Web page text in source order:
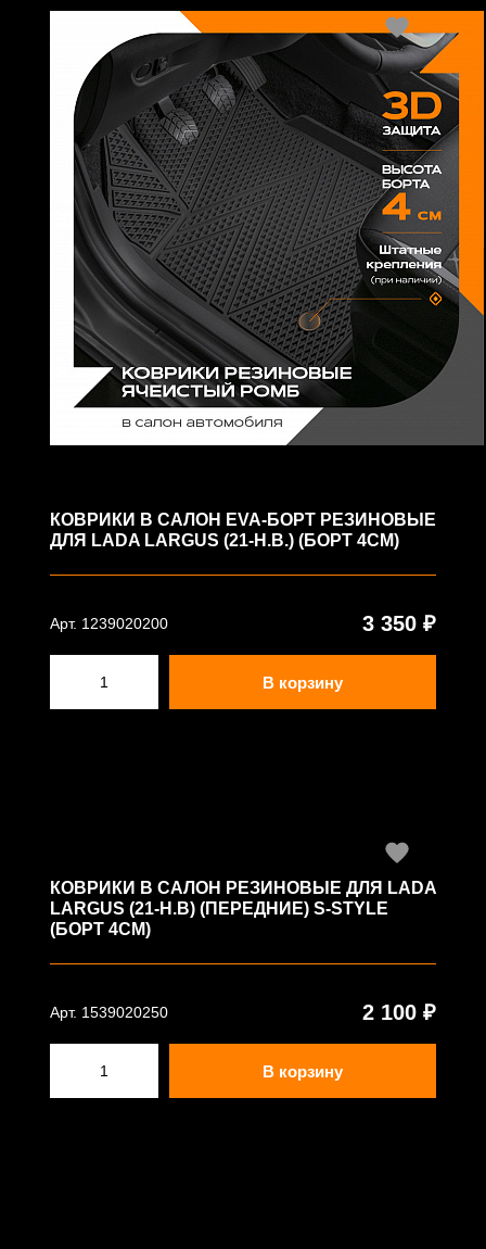
КОВРИКИ В САЛОН EVA-БОРТ РЕЗИНОВЫЕ
ДЛЯ LADA LARGUS (21-Н.В.) (БОРТ 4СМ)
Арт. 1239020200 3 350 ₽
В корзину
КОВРИКИ В САЛОН РЕЗИНОВЫЕ ДЛЯ LADA
LARGUS (21-Н.В) (ПЕРЕДНИЕ) S-STYLE
(БОРТ 4СМ)
Арт. 1539020250 2 100 ₽
В корзину